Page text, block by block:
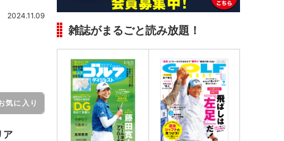
2024.11.09
気に入り
ア
雑誌がまるごと読み放題！